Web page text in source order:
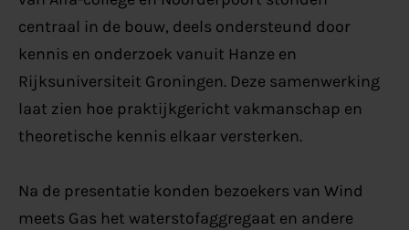
centraal in de bouw, deels ondersteund door
kennis en onderzoek vanuit Hanze en
Rijksuniversiteit Groningen. Deze samenwerking
laat zien hoe praktijkgericht vakmanschap en
theoretische kennis elkaar versterken.
Na de presentatie konden bezoekers van Wind
meets Gas het waterstofaggregaat en andere